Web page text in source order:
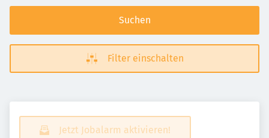
Suchen
Filter einschalten
Jetzt Jobalarm aktivieren!